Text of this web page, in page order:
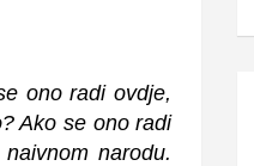
ono radi ovdje,
Ako se ono radi
narodu.